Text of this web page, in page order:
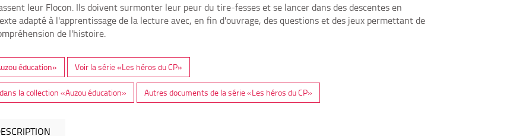
leur Flocon. Ils doivent surmonter leur peur du tire-fesses et se lancer dans des descentes en
adapté à l'apprentissage de la lecture avec, en fin d'ouvrage, des questions et des jeux permettant de
de l'histoire.
éducation» Voir la série «Les héros du CP»
la collection «Auzou éducation» Autres documents de la série «Les héros du CP»